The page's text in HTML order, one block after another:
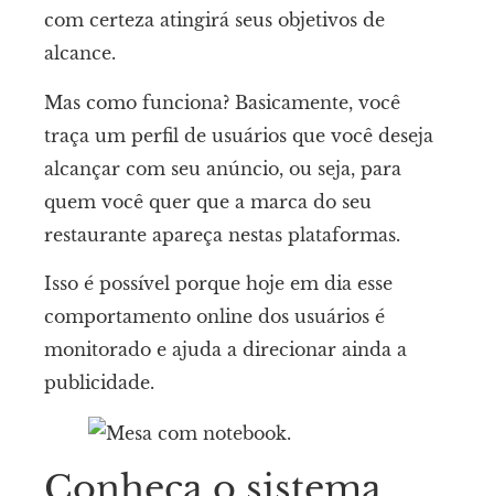
com certeza atingirá seus objetivos de
alcance.
Mas como funciona? Basicamente, você
traça um perfil de usuários que você deseja
alcançar com seu anúncio, ou seja, para
quem você quer que a marca do seu
restaurante apareça nestas plataformas.
Isso é possível porque hoje em dia esse
comportamento online dos usuários é
monitorado e ajuda a direcionar ainda a
publicidade.